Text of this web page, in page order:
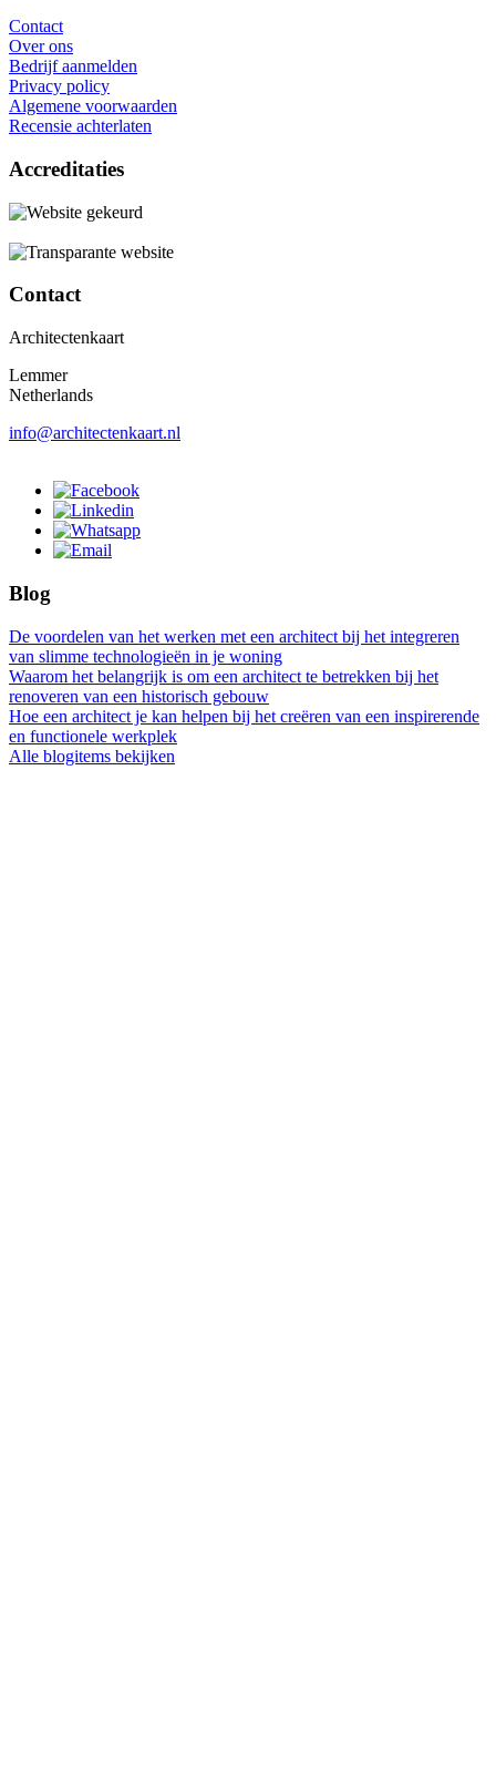
Contact
Over ons
Bedrijf aanmelden
Privacy policy
Algemene voorwaarden
Recensie achterlaten
Accreditaties
Contact
Architectenkaart
Lemmer
Netherlands
info@architectenkaart.nl
Blog
De voordelen van het werken met een architect bij het integreren
van slimme technologieën in je woning
Waarom het belangrijk is om een architect te betrekken bij het
renoveren van een historisch gebouw
Hoe een architect je kan helpen bij het creëren van een inspirerende
en functionele werkplek
Alle blogitems bekijken